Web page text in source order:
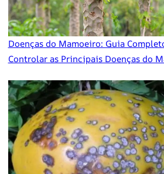
Doenças do Mamoeiro: Guia
Controlar as Principais Doenças do